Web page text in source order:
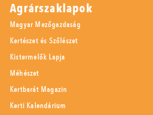
Agrárszaklapok
Magyar Mezőgazdaság
Kertészet és Szőlészet
Kistermelők Lapja
Méhészet
Kertbarát Magazin
Kerti Kalendárium